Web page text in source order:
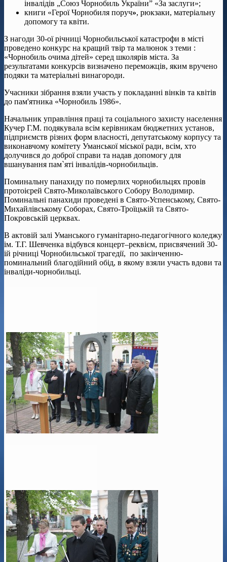
інвалідів „Союз Чорнобиль України” «За заслуги»;
книги «Герої Чорнобиля поруч», рюкзаки, матеріальну
допомогу та квіти.
З нагоди 30-ої річниці Чорнобильської катастрофи в місті
проведено конкурс на кращий твір та малюнок з теми :
«Чорнобиль очима дітей» серед школярів міста. За
результатами конкурсів визначено переможців, яким вручено
подяки та матеріальні винагороди.
Учасники зібрання взяли участь у покладанні вінків та квітів
до пам'ятника «Чорнобиль 1986».
Начальник управління праці та соціального захисту населення
Кучер Г.М. подякувала всім керівникам бюджетних установ,
підприємств різних форм власності, депутатському корпусу та
виконавчому комітету Уманської міської ради, всім, хто
долучився до доброї справи та надав допомогу для
вшанування пам`яті інвалідів-чорнобильців.
Поминальну панахиду по померлих чорнобильцях провів
протоієрей Свято-Миколаївського Собору Володимир.
Поминальні панахиди проведені в Свято-Успенському, Свято-
Михайлівському Соборах, Свято-Троїцькій та Свято-
Покровській церквах.
В актовій залі Уманського гуманітарно-педагогічного коледжу
ім. Т.Г. Шевченка відбувся концерт–реквієм, присвячений 30-
ій річниці Чорнобильської трагедії, по закінченню-
поминальний благодійний обід, в якому взяли участь вдови та
інваліди-чорнобильці.